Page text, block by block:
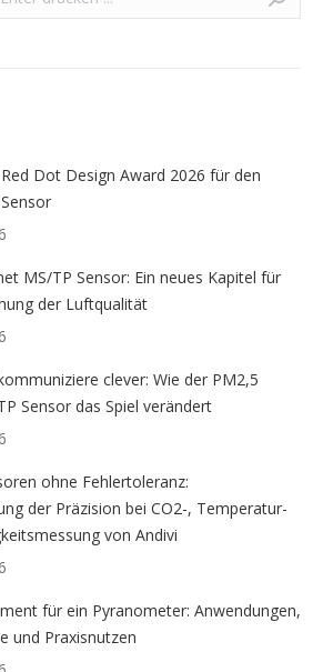
Dot Design Award 2026 für den
MS/TP Sensor: Ein neues Kapitel für
der Luftqualität
clever: Wie der PM2,5
Sensor das Spiel verändert
ohne Fehlertoleranz:
der Präzision bei CO2-, Temperatur-
von Andivi
für ein Pyranometer: Anwendungen,
und Praxisnutzen